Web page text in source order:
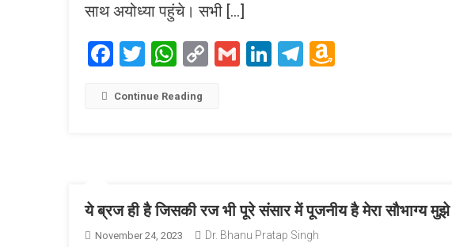
साथ अयोध्या पहुंचे। सभी […]
Facebook
Twitter
WhatsApp
CopyGmailLinkedIn
Telegram
Continue Reading
ये ब्रज ही है जिसकी रज भी पूरे संसार में पूजनीय है मेरा सौभाग्य मुझे
November 24, 2023 Dr. Bhanu Pratap Singh